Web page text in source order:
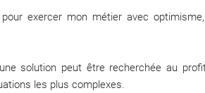
exercer mon métier avec
solution peut être recherchée au
les plus complexes.